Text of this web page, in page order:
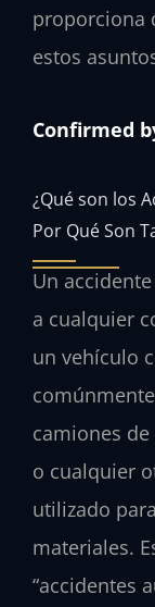
proporciona
estos
Confirmed
¿Qué son los
Por Qué Son
Un
a cualquier
un vehículo
camiones
o cualquier
utilizado
materiales.
“accidentes